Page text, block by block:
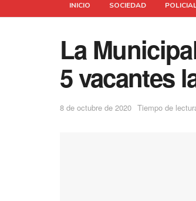
INICIO SOCIEDAD
La
5 vacantes
8 de octubre de 2020 Tiempo de